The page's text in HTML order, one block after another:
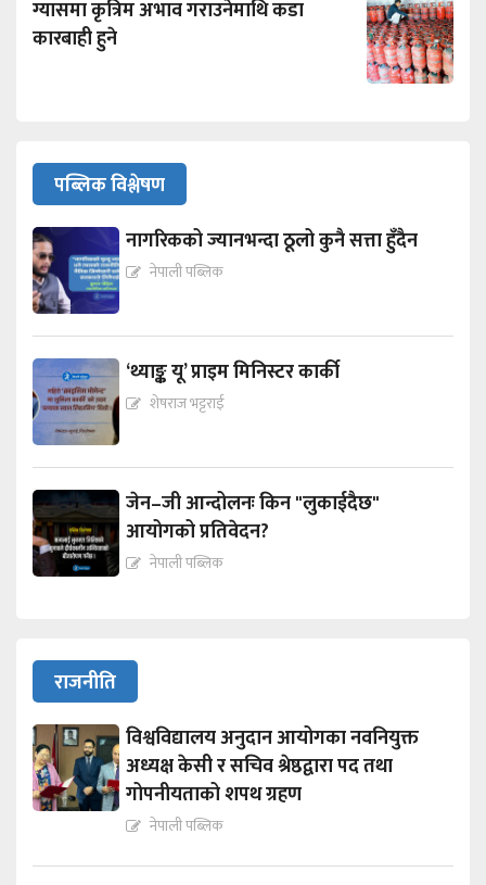
ग्यासमा कृत्रिम अभाव गराउनेमाथि कडा
कारबाही हुने
पब्लिक विश्लेषण
नागरिकको ज्यानभन्दा ठूलो कुनै सत्ता हुँदैन
नेपाली पब्लिक
‘थ्याङ्क यू’ प्राइम मिनिस्टर कार्की
शेषराज भट्टराई
जेन–जी आन्दोलनः किन "लुकाईदैछ"
आयोगको प्रतिवेदन?
नेपाली पब्लिक
राजनीति
विश्वविद्यालय अनुदान आयोगका नवनियुक्त
अध्यक्ष केसी र सचिव श्रेष्ठद्वारा पद तथा
गोपनीयताको शपथ ग्रहण
नेपाली पब्लिक